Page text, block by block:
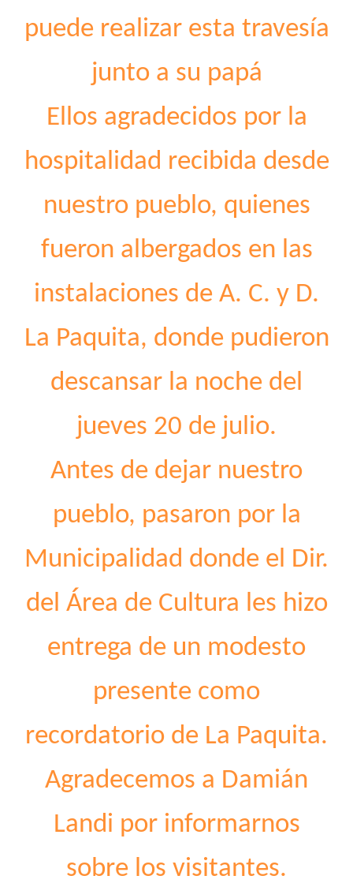
puede realizar esta travesía
junto a su papá
Ellos agradecidos por la
hospitalidad recibida desde
nuestro pueblo, quienes
fueron albergados en las
instalaciones de A. C. y D.
La Paquita, donde pudieron
descansar la noche del
jueves 20 de julio.
Antes de dejar nuestro
pueblo, pasaron por la
Municipalidad donde el Dir.
del Área de Cultura les hizo
entrega de un modesto
presente como
recordatorio de La Paquita.
Agradecemos a Damián
Landi por informarnos
sobre los visitantes.